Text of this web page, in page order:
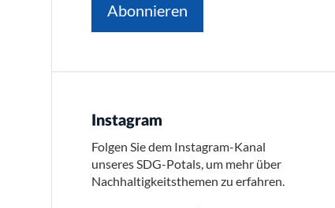
Abonnieren
Instagram
Folgen Sie dem Instagram-Kanal
unseres SDG-Potals, um mehr über
Nachhaltigkeitsthemen zu erfahren.